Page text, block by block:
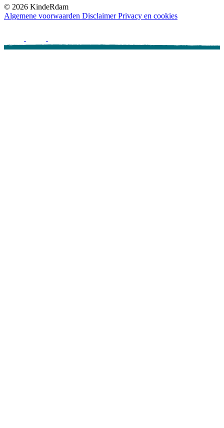
© 2026 KindeRdam
Algemene voorwaarden Disclaimer Privacy en cookies